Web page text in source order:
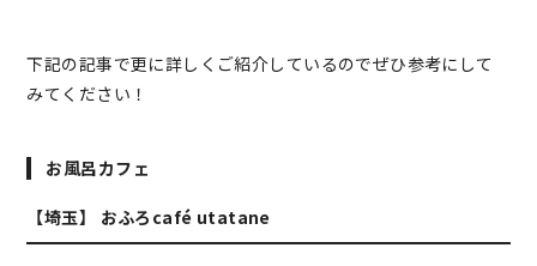
下記の記事で更に詳しくご紹介しているのでぜひ参考にして
みてください！
お風呂カフェ
【埼玉】 おふろcafé utatane